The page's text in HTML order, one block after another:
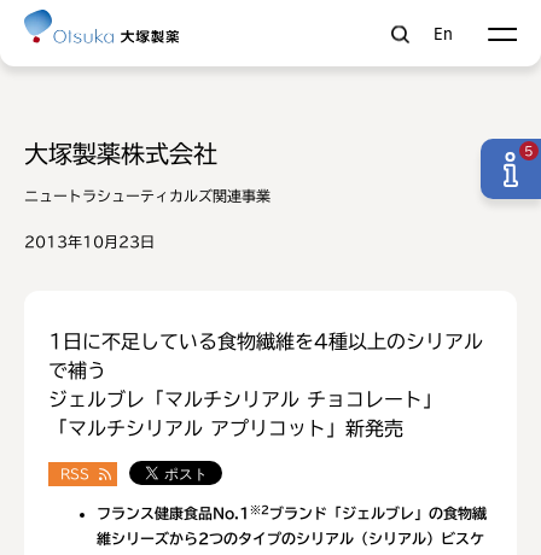
En
大塚製薬株式会社
ニュートラシューティカルズ関連事業
2013年10月23日
1日に不足している食物繊維を4種以上のシリアル
で補う
ジェルブレ「マルチシリアル チョコレート」
「マルチシリアル アプリコット」新発売
RSS
フランス健康食品No.1 ※2 ブランド「ジェルブレ」の食物繊
維シリーズから2つのタイプのシリアル（シリアル）ビスケ
5